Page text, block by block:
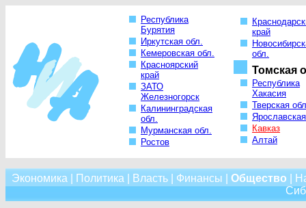
Республика
Бурятия
Иркутская обл.
Кемеровская обл.
Красноярский
край
ЗАТО
Железногорск
Калининградская
обл.
Мурманская обл.
Ростов
край
обл.
Томская
Республика
Хакасия
Тверская
Кавказ
Алтай
Экономика Политика Власть| Финансы Общество